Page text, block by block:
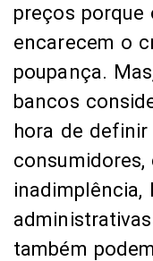
preços porque
encarecem o
poupança.
bancos
hora de
inadimplência,
também